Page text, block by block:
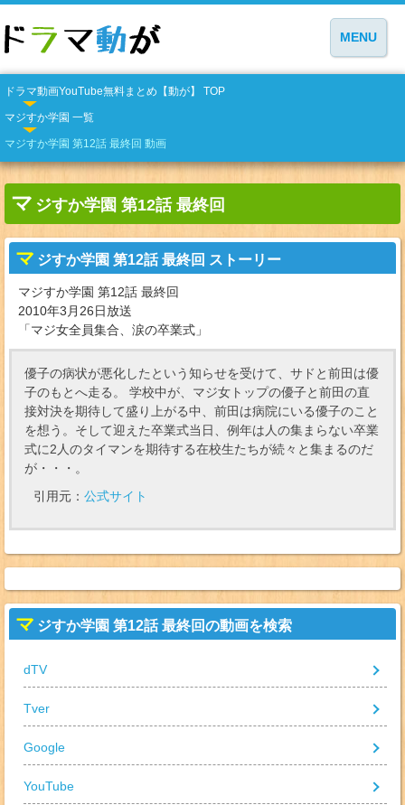
MENU
ドラマ動画YouTube無料まとめ【動が】 TOP
マジすか学園 一覧
マジすか学園 第12話 最終回 動画
マ ジすか学園 第12話 最終回
マ ジすか学園 第12話 最終回 ストーリー
マジすか学園 第12話 最終回
2010年3月26日放送
「マジ女全員集合、涙の卒業式」
優子の病状が悪化したという知らせを受けて、サドと前田は優
子のもとへ走る。 学校中が、マジ女トップの優子と前田の直
接対決を期待して盛り上がる中、前田は病院にいる優子のこと
を想う。そして迎えた卒業式当日、例年は人の集まらない卒業
式に2人のタイマンを期待する在校生たちが続々と集まるのだ
が・・・。
引用元： 公式サイト
マ ジすか学園 第12話 最終回の動画を検索
dTV
Tver
Google
YouTube